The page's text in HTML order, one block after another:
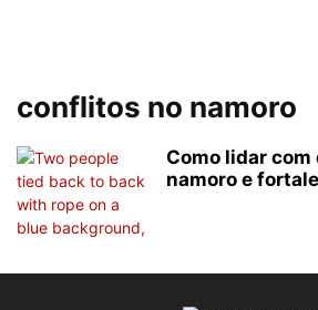
conflitos no namoro
Como lidar
namoro e